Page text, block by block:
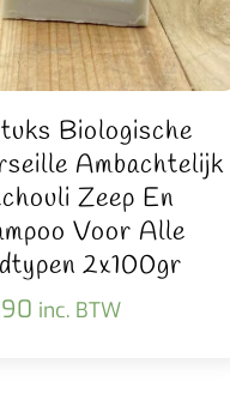
Biologische
Ambachtelijk
Zeep En
Voor Alle
2x100gr
inc. BTW